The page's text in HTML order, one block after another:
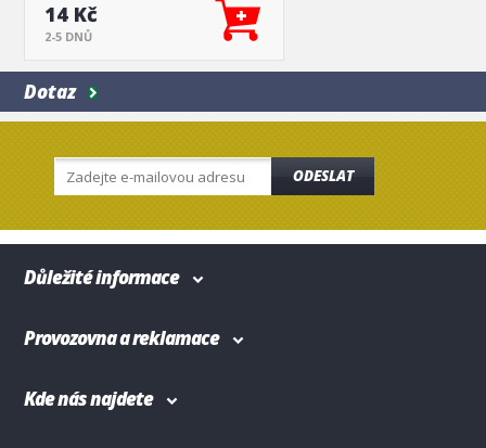
14 Kč
2-5 DNŮ
Dotaz
ODESLAT
Důležité informace
Provozovna a reklamace
Kde nás najdete